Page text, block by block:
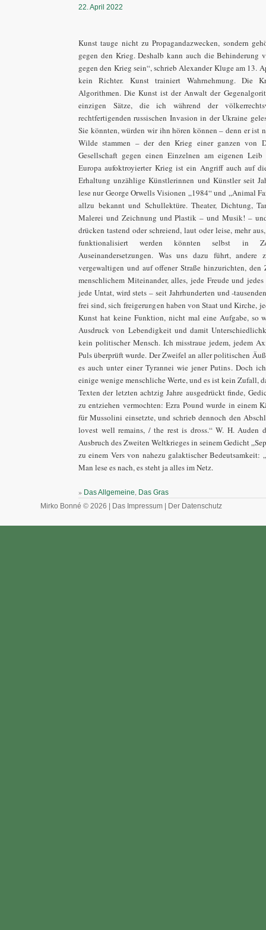
22. April 2022
Kunst tauge nicht zu Propagandazwecken, sondern
gegen den Krieg. Deshalb kann auch die
gegen den Krieg sein“, schrieb Alexander Kluge am 13.
kein Richter. Kunst trainiert Wahrnehmung. Die
Algorithmen. Die Kunst ist der Anwalt der
einzigen Sätze, die ich während der
rechtfertigenden russischen Invasion in der Ukraine
Sie könnten, würden wir ihn hören können – denn er ist
Wilde stammen – der den Krieg einer ganzen von
Gesellschaft gegen einen Einzelnen am eigenen
Europa aufoktroyierter Krieg ist ein Angriff auch auf
Erhaltung unzählige Künstlerinnen und Künstler seit
lese nur George Orwells Visionen „1984“ und „Animal
allzu bekannt und Schullektüre. Theater, Dichtung,
Malerei und Zeichnung und Plastik – und Musik! –
drücken tastend oder schreiend, laut oder leise, mehr
funktionalisiert werden könnten selbst in
Auseinandersetzungen. Was uns dazu führt, andere
vergewaltigen und auf offener Straße hinzurichten, den
menschlichem Miteinander, alles, jede Freude und
jede Untat, wird stets – seit Jahrhunderten und -
frei sind, sich freigerungen haben von Staat und Kirche,
Kunst hat keine Funktion, nicht mal eine Aufgabe, so
Ausdruck von Lebendigkeit und damit
kein politischer Mensch. Ich misstraue jedem, jedem
Puls überprüft wurde. Der Zweifel an aller politischen
es auch unter einer Tyrannei wie jener Putins. Doch
einige wenige menschliche Werte, und es ist kein Zufall,
Texten der letzten achtzig Jahre ausgedrückt finde,
zu entziehen vermochten: Ezra Pound wurde in einem
für Mussolini einsetzte, und schrieb dennoch den
lovest well remains, / the rest is dross.“ W. H. Auden
Ausbruch des Zweiten Weltkrieges in seinem Gedicht
zu einem Vers von nahezu galaktischer Bedeutsamkeit:
Man lese es nach, es steht ja alles im Netz.
» Das Allgemeine Das Gras
Mirko Bonné © 2026 | Das Impressum | Der Datenschutz